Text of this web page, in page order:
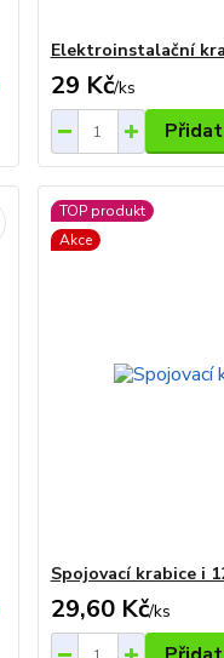
Elektroinstalační
29 Kč/ks
TOP produkt
Akce
Spojovací krabice i
29,60 Kč/ks